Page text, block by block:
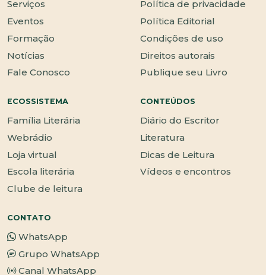
Serviços
Eventos
Formação
Notícias
Fale Conosco
Política de privacidade
Política Editorial
Condições de uso
Direitos autorais
Publique seu Livro
ECOSSISTEMA
Família Literária
Webrádio
Loja virtual
Escola literária
Clube de leitura
CONTEÚDOS
Diário do Escritor
Literatura
Dicas de Leitura
Vídeos e encontros
CONTATO
WhatsApp
Grupo WhatsApp
Canal WhatsApp